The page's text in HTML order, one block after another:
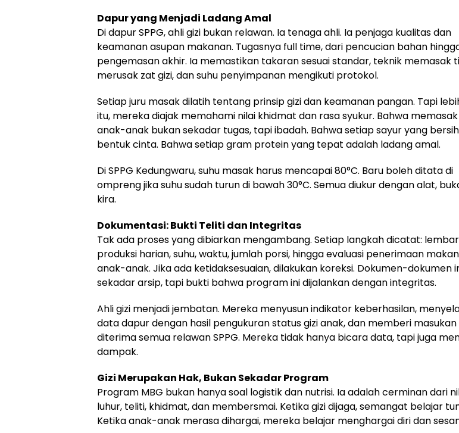
Dapur yang Menjadi Ladang Amal
Di dapur SPPG, ahli gizi bukan relawan. Ia tenaga ahli. Ia penjaga kualitas dan
keamanan asupan makanan. Tugasnya full time, dari pencucian bahan
pengemasan akhir. Ia memastikan takaran sesuai standar, teknik memasak
merusak zat gizi, dan suhu penyimpanan mengikuti protokol.
Setiap juru masak dilatih tentang prinsip gizi dan keamanan pangan. Tapi
itu, mereka diajak memahami nilai khidmat dan rasa syukur. Bahwa
anak-anak bukan sekadar tugas, tapi ibadah. Bahwa setiap sayur yang
bentuk cinta. Bahwa setiap gram protein yang tepat adalah ladang amal.
Di SPPG Kedungwaru, suhu masak harus mencapai 80°C. Baru boleh ditata di
ompreng jika suhu sudah turun di bawah 30°C. Semua diukur dengan alat,
kira.
Dokumentasi: Bukti Teliti dan Integritas
Tak ada proses yang dibiarkan mengambang. Setiap langkah dicatat: lembar
produksi harian, suhu, waktu, jumlah porsi, hingga evaluasi penerimaan
anak-anak. Jika ada ketidaksesuaian, dilakukan koreksi. Dokumen-dokumen
sekadar arsip, tapi bukti bahwa program ini dijalankan dengan integritas.
Ahli gizi menjadi jembatan. Mereka menyusun indikator keberhasilan,
data dapur dengan hasil pengukuran status gizi anak, dan memberi
diterima semua relawan SPPG. Mereka tidak hanya bicara data, tapi juga
dampak.
Gizi Merupakan Hak, Bukan Sekadar Program
Program MBG bukan hanya soal logistik dan nutrisi. Ia adalah cerminan dari
luhur, teliti, khidmat, dan membersmai. Ketika gizi dijaga, semangat belajar
Ketika anak-anak merasa dihargai, mereka belajar menghargai diri dan